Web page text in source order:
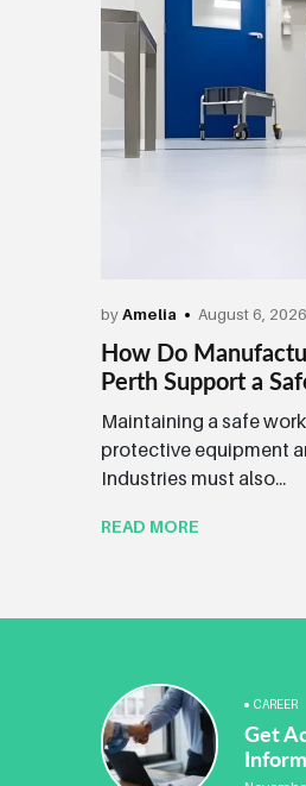
byAmelia August 6, 2026
How Do
Perth Support a
Maintaining a safe
protective equipment
Industries must also...
READ MORE
CAREER
Get